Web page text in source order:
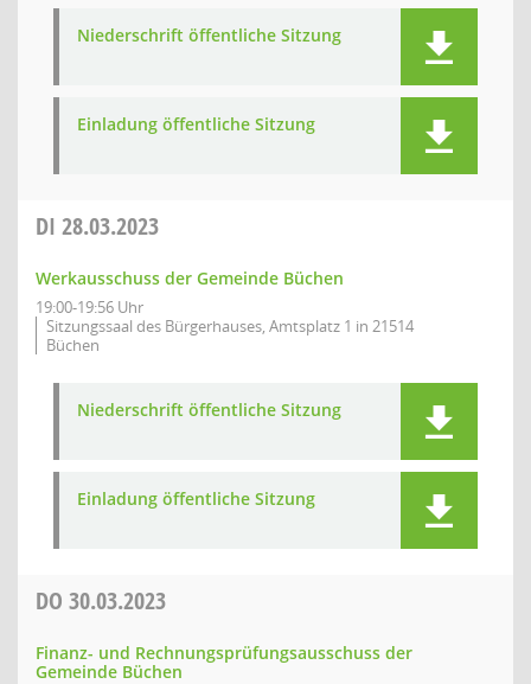
Niederschrift öffentliche Sitzung
Einladung öffentliche Sitzung
DI 28.03.2023
Werkausschuss der Gemeinde Büchen
19:00-19:56 Uhr
Sitzungssaal des Bürgerhauses, Amtsplatz 1 in 21514
Büchen
Niederschrift öffentliche Sitzung
Einladung öffentliche Sitzung
DO 30.03.2023
Finanz- und Rechnungsprüfungsausschuss der
Gemeinde Büchen